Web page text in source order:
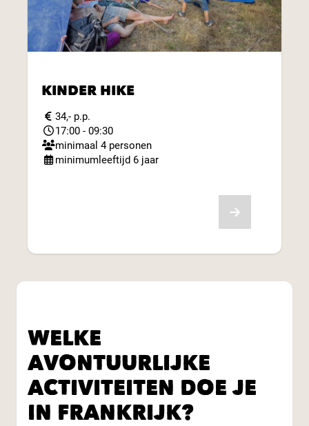
KINDER HIKE
34,- p.p.
17:00 - 09:30
minimaal 4 personen
minimumleeftijd 6 jaar
WELKE
AVONTUURLIJKE
ACTIVITEITEN DOE JE
IN FRANKRIJK?